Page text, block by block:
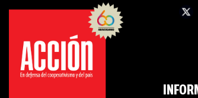
Saltar
contenido